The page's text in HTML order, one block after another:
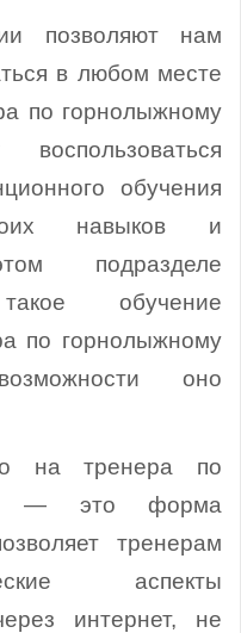
позволяют нам
в любом месте
по горнолыжному
обучения
навыков и
подразделе
обучение
по горнолыжному
оно
на тренера по
— это форма
тренерам
аспекты
интернет, не